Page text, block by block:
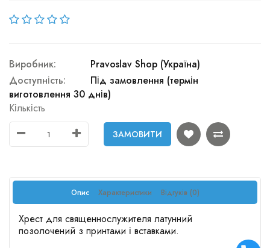
Виробник:
Pravoslav Shop (Україна)
Доступність:
Під замовлення (термін
виготовлення 30 днів)
Кількість
ЗАМОВИТИ
Опис Характеристики Відгуків (0)
Хрест для священнослужителя латунний
позолочений з принтами і вставками.